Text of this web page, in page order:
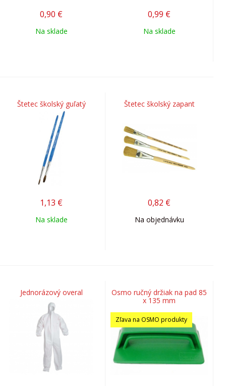
0,90 €
Na sklade
0,99 €
Na sklade
Štetec školský guľatý
1,13 €
Na sklade
Štetec školský zapant
0,82 €
Na objednávku
Jednorázový overal
Osmo ručný držiak na pad 85
x 135 mm
Zľava na OSMO produkty